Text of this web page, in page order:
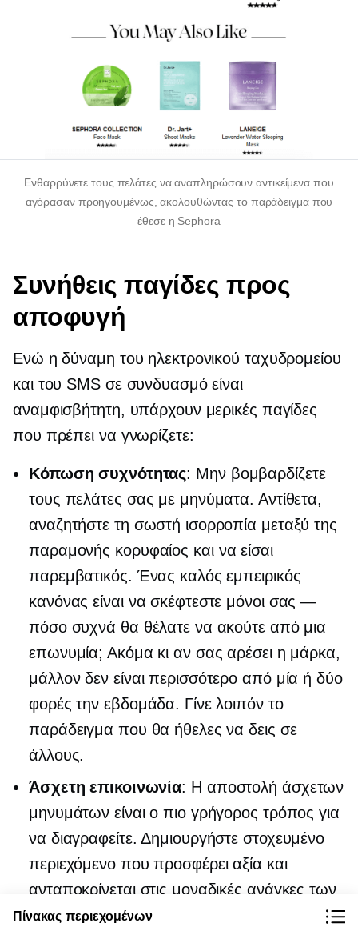
Ενθαρρύνετε τους πελάτες να αναπληρώσουν αντικείμενα που
αγόρασαν προηγουμένως, ακολουθώντας το παράδειγμα που
έθεσε η Sephora
Συνήθεις παγίδες προς
αποφυγή
Ενώ η δύναμη του ηλεκτρονικού ταχυδρομείου
και του SMS σε συνδυασμό είναι
αναμφισβήτητη, υπάρχουν μερικές παγίδες
που πρέπει να γνωρίζετε:
Κόπωση συχνότητας: Μην βομβαρδίζετε
τους πελάτες σας με μηνύματα. Αντίθετα,
αναζητήστε τη σωστή ισορροπία μεταξύ της
παραμονής κορυφαίος και να είσαι
παρεμβατικός. Ένας καλός εμπειρικός
κανόνας είναι να σκέφτεστε μόνοι σας —
πόσο συχνά θα θέλατε να ακούτε από μια
επωνυμία; Ακόμα κι αν σας αρέσει η μάρκα,
μάλλον δεν είναι περισσότερο από μία ή δύο
φορές την εβδομάδα. Γίνε λοιπόν το
παράδειγμα που θα ήθελες να δεις σε
άλλους.
Άσχετη επικοινωνία: Η αποστολή άσχετων
μηνυμάτων είναι ο πιο γρήγορος τρόπος για
να διαγραφείτε. Δημιουργήστε στοχευμένο
περιεχόμενο που προσφέρει αξία και
ανταποκρίνεται στις μοναδικές ανάγκες των
πελατών σας. Για παράδειγμα, εάν ο
Πίνακας περιεχομένων